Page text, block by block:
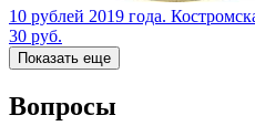
10 рублей 2019 года.
30 руб.
Показать еще
Вопросы